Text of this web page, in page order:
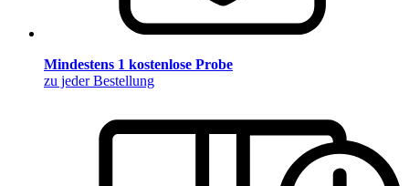
Mindestens 1 kostenlose Probe
zu jeder Bestellung